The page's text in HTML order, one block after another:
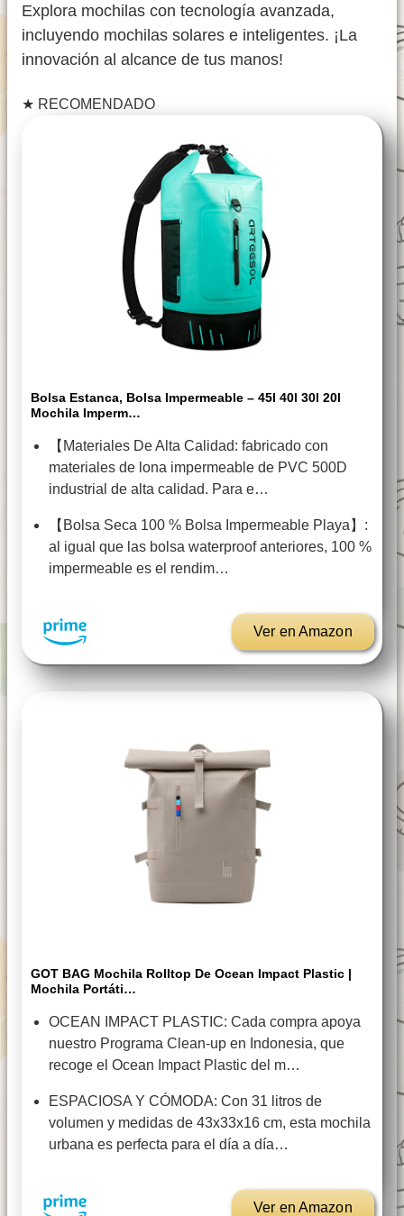
Explora mochilas con tecnología avanzada,
incluyendo mochilas solares e inteligentes. ¡La
innovación al alcance de tus manos!
★ RECOMENDADO
Bolsa Estanca, Bolsa Impermeable – 45l 40l 30l 20l
Mochila Imperm…
【Materiales De Alta Calidad: fabricado con
materiales de lona impermeable de PVC 500D
industrial de alta calidad. Para e…
【Bolsa Seca 100 % Bolsa Impermeable Playa】:
al igual que las bolsa waterproof anteriores, 100 %
impermeable es el rendim…
Ver en Amazon
GOT BAG Mochila Rolltop De Ocean Impact Plastic |
Mochila Portáti…
OCEAN IMPACT PLASTIC: Cada compra apoya
nuestro Programa Clean-up en Indonesia, que
recoge el Ocean Impact Plastic del m…
ESPACIOSA Y CÓMODA: Con 31 litros de
volumen y medidas de 43x33x16 cm, esta mochila
urbana es perfecta para el día a día…
Ver en Amazon